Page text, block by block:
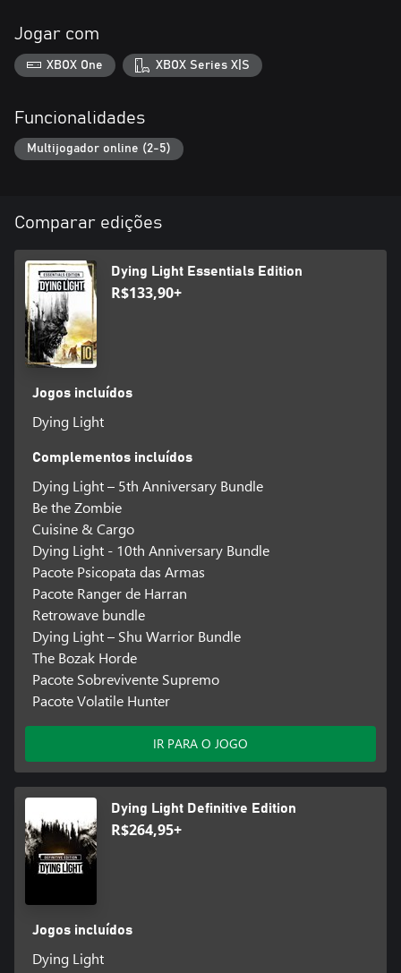
MODO COOPERATIVO DE 4 JOGADORES
Junte-se a outros jogadores e aumente as suas chances de
sobrevivência em um modo cooperativo incrível. Complete a
Jogar com
XBOX One XBOX Series X|S
Funcionalidades
Multijogador online (2-5)
Comparar edições
Dying Light Essentials Edition
R$133,90+
Jogos incluídos
Dying Light
Complementos incluídos
Dying Light – 5th Anniversary Bundle
Be the Zombie
Cuisine & Cargo
Dying Light - 10th Anniversary Bundle
Pacote Psicopata das Armas
Pacote Ranger de Harran
Retrowave bundle
Dying Light – Shu Warrior Bundle
The Bozak Horde
Pacote Sobrevivente Supremo
Pacote Volatile Hunter
IR PARA O JOGO
Dying Light Definitive Edition
R$264,95+
Jogos incluídos
Dying Light